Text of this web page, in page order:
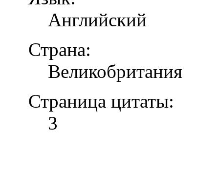
Английский
Страна:
Великобритания
Страница цитаты:
3